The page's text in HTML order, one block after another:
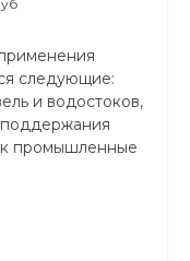
следующие:
и водостоков,
промышленные
подачи